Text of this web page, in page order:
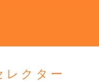
レクター